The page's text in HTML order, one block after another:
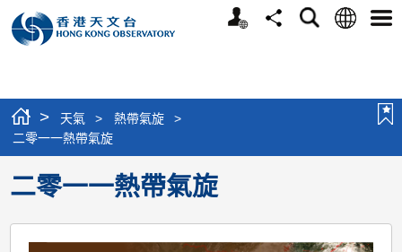
個
分
搜
語
選
> 天氣 > 熱帶氣旋
>
二零一一熱帶氣旋
二零一一熱帶氣旋